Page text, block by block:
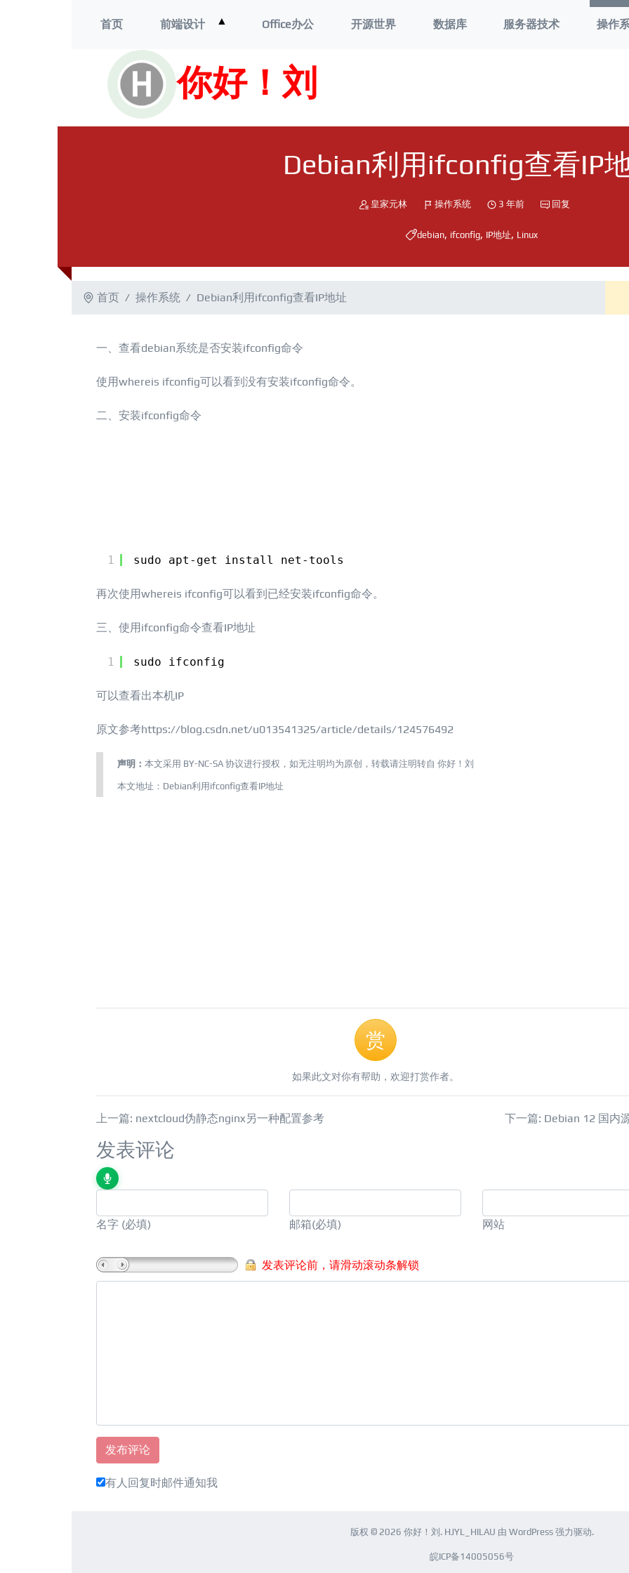
你好！刘
首页 前端设计 ▲
单
Office办公 开源世界 数据库 服务器技术 操作
Debian利用ifconfig查看IP
皇家元林 操作系统 3 年前 回复
debian, ifconfig, IP地址, Linux
首页 操作系统 Debian利用ifconfig查看IP地址
一、查看debian系统是否安装ifconfig命令
使用whereis ifconfig可以看到没有安装ifconfig命令。
二、安装ifconfig命令
1 sudo apt-get install net-tools
再次使用whereis ifconfig可以看到已经安装ifconfig命令。
三、使用ifconfig命令查看IP地址
1 sudo ifconfig
可以查看出本机IP
原文参考https://blog.csdn.net/u013541325/article/details/124576492
声明： 本文采用 BY-NC-SA 协议进行授权，如无注明均为原创，转载请注明转自 你好！刘
本文地址： Debian利用ifconfig查看IP地址
赏
如果此文对你有帮助，欢迎打赏作者。
上一篇: nextcloud伪静态nginx另一种配置参考 下一篇: Debian 12 国内
发表评论
名字 (必填) 邮箱(必填) 网站
发表评论前，请滑动滚动条解锁
有人回复时邮件通知我
版权 © 2026 你好！刘 . HJYL_HILAU 由 WordPress强力驱动.
皖ICP备14005056号